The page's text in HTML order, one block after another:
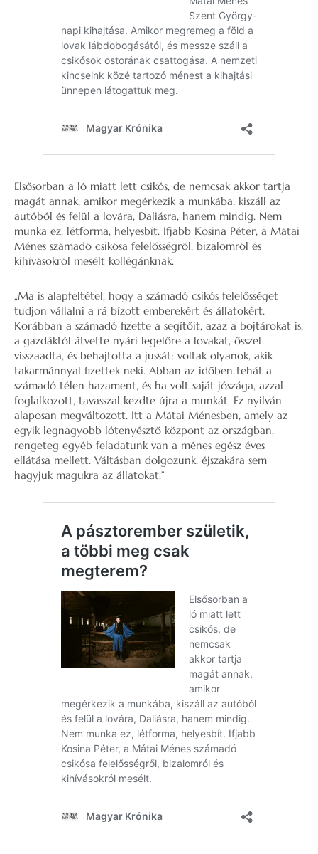
Elsősorban a ló miatt lett csikós, de nemcsak akkor tartja
magát annak, amikor megérkezik a munkába, kiszáll az
autóból és felül a lovára, Daliásra, hanem mindig. Nem
munka ez, létforma, helyesbít. Ifjabb Kosina Péter, a Mátai
Ménes számadó csikósa felelősségről, bizalomról és
kihívásokról mesélt kollégánknak.
„Ma is alapfeltétel, hogy a számadó csikós felelősséget
tudjon vállalni a rá bízott emberekért és állatokért.
Korábban a számadó fizette a segítőit, azaz a bojtárokat is,
a gazdáktól átvette nyári legelőre a lovakat, ősszel
visszaadta, és behajtotta a jussát; voltak olyanok, akik
takarmánnyal fizettek neki. Abban az időben tehát a
számadó télen hazament, és ha volt saját jószága, azzal
foglalkozott, tavasszal kezdte újra a munkát. Ez nyilván
alaposan megváltozott. Itt a Mátai Ménesben, amely az
egyik legnagyobb lótenyésztő központ az országban,
rengeteg egyéb feladatunk van a ménes egész éves
ellátása mellett. Váltásban dolgozunk, éjszakára sem
hagyjuk magukra az állatokat.”